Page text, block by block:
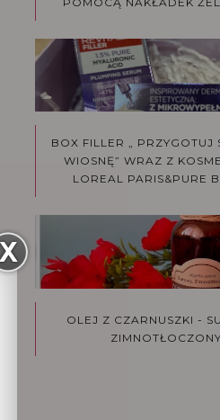
BOX FILLER „ PRZYGOTUJ
WIOSNĘ” WRAZ Z
LOREAL PARIS&PURE
OLEJ Z CZARNUSZKI -
ZIMNOTŁOCZONY